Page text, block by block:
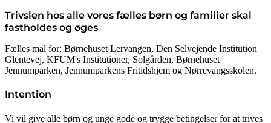
Trivslen hos alle vores fælles børn og familier skal
fastholdes og øges
Fælles mål for: Børnehuset Lervangen, Den Selvejende Institution
Glentevej, KFUM's Institutioner, Solgården, Børnehuset
Jennumparken, Jennumparkens Fritidshjem og Nørrevangsskolen.
Intention
Vi vil give alle børn og unge gode og trygge betingelser for at trives